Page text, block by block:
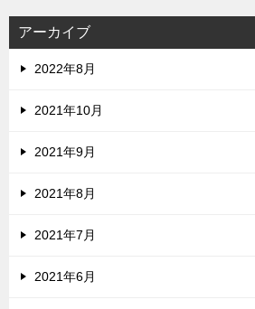
アーカイブ
2022年8月
2021年10月
2021年9月
2021年8月
2021年7月
2021年6月